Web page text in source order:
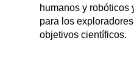
humanos y robóticos
para los
objetivos científicos.